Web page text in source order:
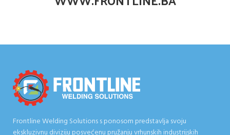
Frontline Welding Solutions s ponosom predstavlja svoju
ekskluzivnu diviziju posvećenu pružanju vrhunskih industrijskih